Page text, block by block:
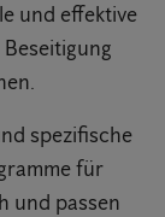
und effektive
spezifische
für
und passen